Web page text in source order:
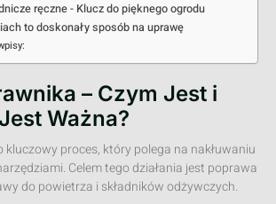
ręczne - Klucz do pięknego ogrodu
to doskonały sposób na uprawę
– Czym Jest i
Ważna?
proces, który polega na nakłuwaniu
Celem tego działania jest poprawa
do powietrza i składników odżywczych.